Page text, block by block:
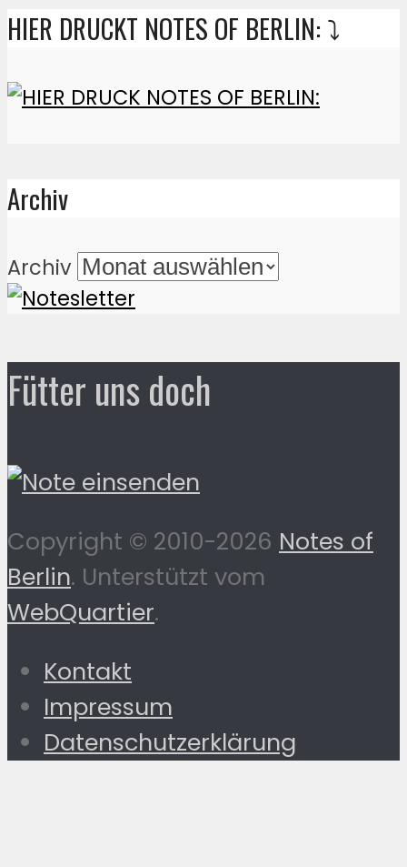
HIER DRUCKT NOTES OF BERLIN: ⤵️
Archiv
Archiv
Fütter uns doch
Copyright © 2010-2026 Notes of
Berlin. Unterstützt vom
WebQuartier.
Kontakt
Impressum
Datenschutzerklärung